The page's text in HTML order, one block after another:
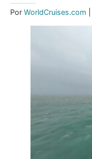
Por WorldCruises.com